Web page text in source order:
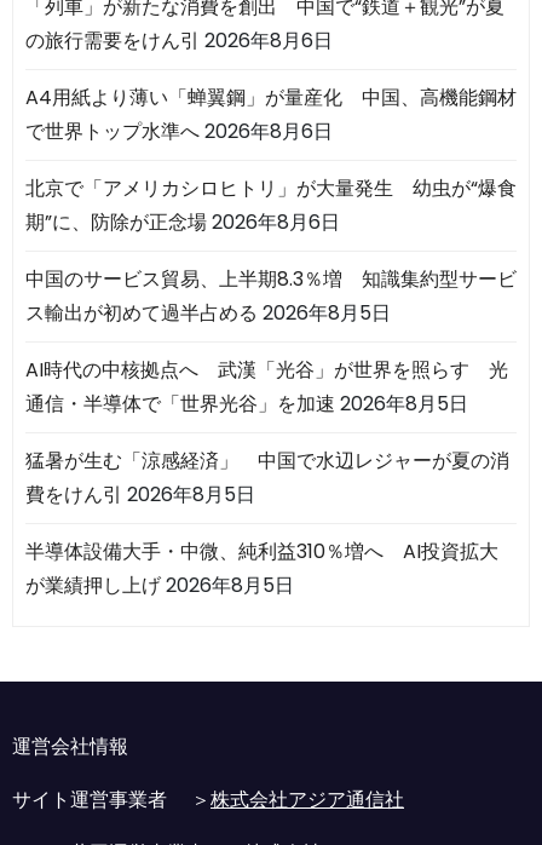
「列車」が新たな消費を創出 中国で“鉄道＋観光”が夏
の旅行需要をけん引 2026年8月6日
A4用紙より薄い「蝉翼鋼」が量産化 中国、高機能鋼材
で世界トップ水準へ2026年8月6日
北京で「アメリカシロヒトリ」が大量発生 幼虫が“爆食
期”に、防除が正念場2026年8月6日
中国のサービス貿易、上半期8.3％増 知識集約型サービ
ス輸出が初めて過半占める 2026年8月5日
AI時代の中核拠点へ 武漢「光谷」が世界を照らす 光
通信・半導体で「世界光谷」を加速 2026年8月5日
猛暑が生む「涼感経済」 中国で水辺レジャーが夏の消
費をけん引 2026年8月5日
半導体設備大手・中微、純利益310％増へ AI投資拡大
が業績押し上げ2026年8月5日
運営会社情報
サイト運営事業者 ＞株式会社アジア通信社